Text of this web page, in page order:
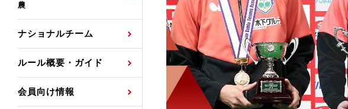
公式大会優勝記録
TV・メディア情報
お知らせ
プレスリリース
競技者(パスウェイ)・審判
農
ナショナルチーム
男子世界ランキング
女子世界ランキング
各種選考基準
強化スタッフ
ルール概要・ガイド
卓球用語集
スポーツ栄養カルタ
会員向け情報
審判
指導者
公認資格者名簿
公認品一覧
沿革・組織図
取り組み・活動
関連団体代表委員など
規程・お見舞い制度
競技ウエアチーム名申請
日本卓球ルールのお問い合
わせ
審判員ネームプレート制作
申込